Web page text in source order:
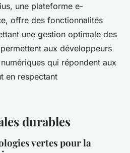
une plateforme e-
offre des fonctionnalités
une gestion optimale des
aux développeurs
qui répondent aux
en respectant
durables
vertes pour la